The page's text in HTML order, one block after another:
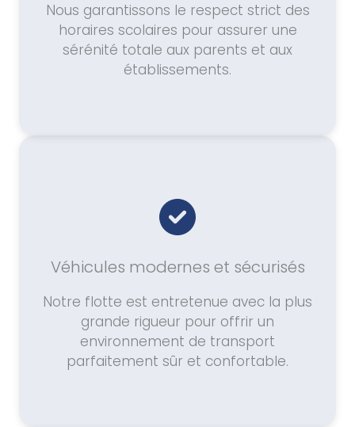
Nous garantissons le respect strict des
horaires scolaires pour assurer une
sérénité totale aux parents et aux
établissements.
Véhicules modernes et sécurisés
Notre flotte est entretenue avec la plus
grande rigueur pour offrir un
environnement de transport
parfaitement sûr et confortable.